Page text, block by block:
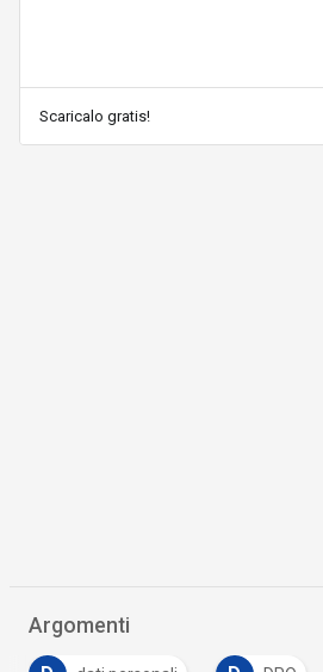
Scaricalo gratis!
Argomenti